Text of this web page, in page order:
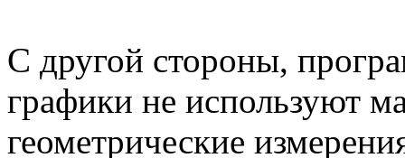
С другой стороны,
графики не используют
геометрические